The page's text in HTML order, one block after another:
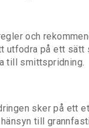
och
utfodra på ett
till smittspridning.
sker på ett
till